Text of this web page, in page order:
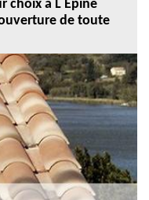
choix à L Epine
de toute